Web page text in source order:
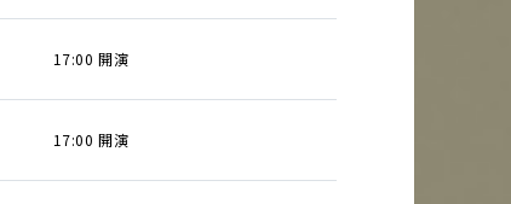
17:00 開演
17:00 開演